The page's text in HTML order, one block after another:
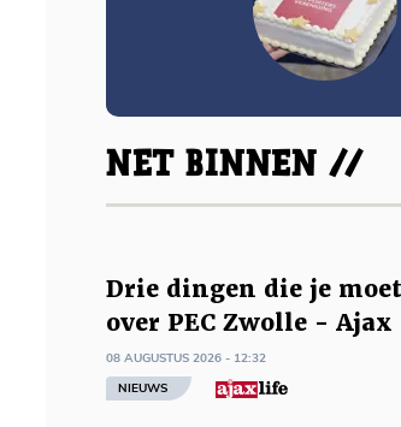
NET BINNEN //
Drie dingen die je
over PEC Zwolle - Ajax
08 AUGUSTUS 2026 - 12:32
NIEUWS